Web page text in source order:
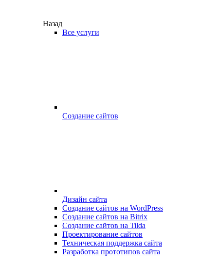
Назад
Все услуги
Создание сайтов
Дизайн сайта
Создание сайтов на WordPress
Создание сайтов на Bitrix
Создание сайтов на Tilda
Проектирование сайтов
Техническая поддержка сайта
Разработка прототипов сайта